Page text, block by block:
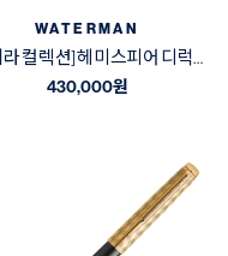
WATERMAN
[오페라 컬렉션] 헤미스피어 디럭스 블랙&골드 GT 볼펜
430,000원